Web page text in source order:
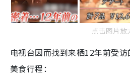
点击图片放
电视台因而找到来栖12年前受
美食行程：